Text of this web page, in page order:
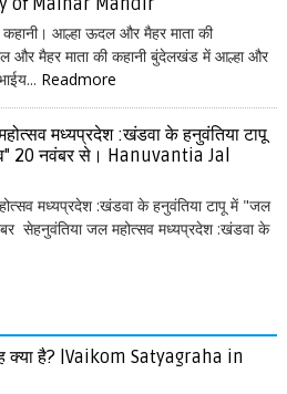
आल्हा ऊदल और मैहर माता की
और मैहर माता की कहानी बुंदेलखंड में आल्हा और
Readmore
मध्यप्रदेश :खंडवा के हनुवंतिया टापू
20 नवंबर से। Hanuvantia Jal
मध्यप्रदेश :खंडवा के हनुवंतिया टापू में "जल
सेहनुवंतिया जल महोत्सव मध्यप्रदेश :खंडवा के
क्या है? |Vaikom Satyagraha in